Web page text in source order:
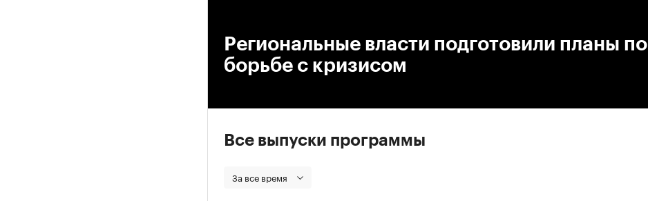
Региональные власти подготовили планы по
борьбе с кризисом
Все выпуски программы
За все время